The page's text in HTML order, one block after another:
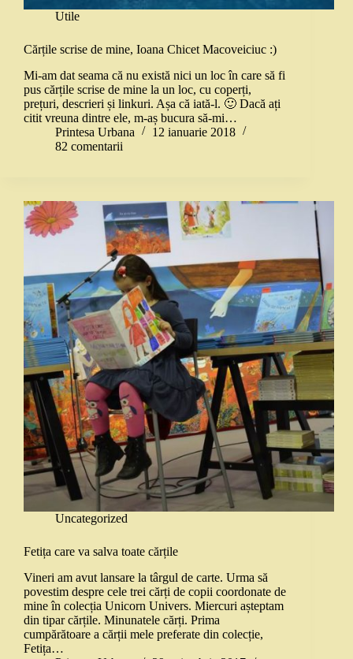
Utile
Cărțile scrise de mine, Ioana Chicet Macoveiciuc :)
Mi-am dat seama că nu există nici un loc în care să fi
pus cărțile scrise de mine la un loc, cu coperți,
prețuri, descrieri și linkuri. Așa că iată-l. 🙂 Dacă ați
citit vreuna dintre ele, m-aș bucura să-mi…
Printesa Urbana
12 ianuarie 2018
82 comentarii
Uncategorized
Fetița care va salva toate cărțile
Vineri am avut lansare la târgul de carte. Urma să
povestim despre cele trei cărți de copii coordonate de
mine în colecția Unicorn Univers. Miercuri așteptam
din tipar cărțile. Minunatele cărți. Prima
cumpărătoare a cărții mele preferate din colecție,
Fetița…